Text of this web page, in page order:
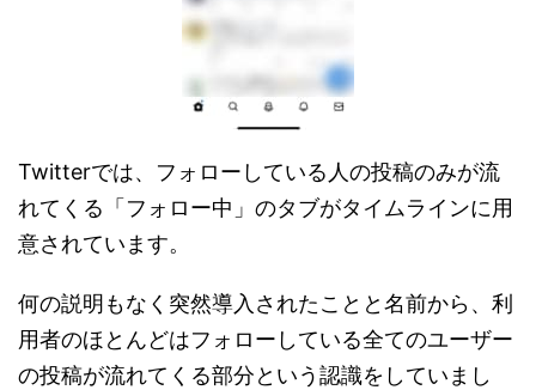
Twitterでは、フォローしている人の投稿のみが流
れてくる「フォロー中」のタブがタイムラインに用
意されています。
何の説明もなく突然導入されたことと名前から、利
用者のほとんどはフォローしている全てのユーザー
の投稿が流れてくる部分という認識をしていまし